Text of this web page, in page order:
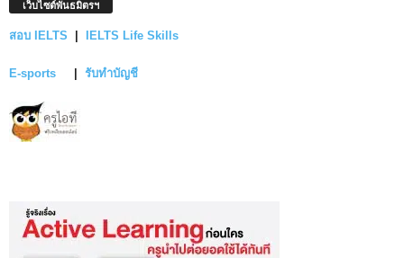
เว็บไซต์พันธมิตรฯ
สอบ IELTS IELTS Life Skills
E-sports รับทำบัญชี